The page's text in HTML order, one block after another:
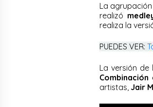
La
realizó
realiza la
PUEDES VER:
La versión de
artistas, Jair